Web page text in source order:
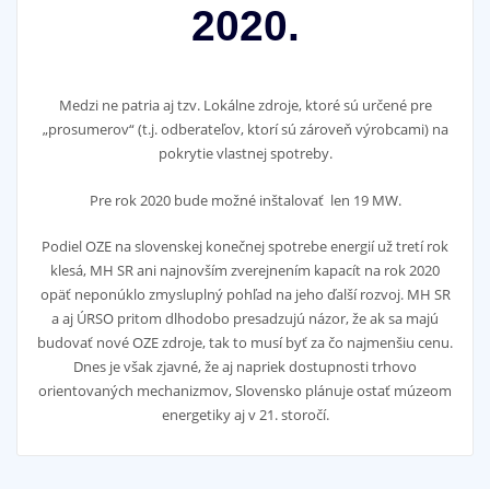
2020.
Medzi ne patria aj tzv. Lokálne zdroje, ktoré sú určené pre
„prosumerov“ (t.j. odberateľov, ktorí sú zároveň výrobcami) na
pokrytie vlastnej spotreby.
Pre rok 2020 bude možné inštalovať len 19 MW.
Podiel OZE na slovenskej konečnej spotrebe energií už tretí rok
klesá, MH SR ani najnovším zverejnením kapacít na rok 2020
opäť neponúklo zmysluplný pohľad na jeho ďalší rozvoj. MH SR
a aj ÚRSO pritom dlhodobo presadzujú názor, že ak sa majú
budovať nové OZE zdroje, tak to musí byť za čo najmenšiu cenu.
Dnes je však zjavné, že aj napriek dostupnosti trhovo
orientovaných mechanizmov, Slovensko plánuje ostať múzeom
energetiky aj v 21. storočí.